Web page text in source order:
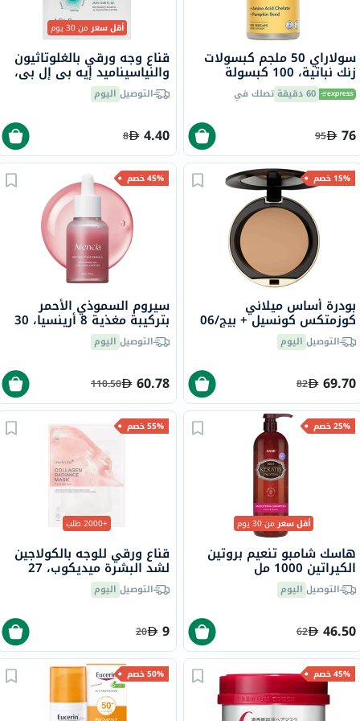
سولاراي 50 ملجم كبسولات
زنك نباتية، 100 كبسولة
60 دقيقة تصلك في
76
95
أقل سعرمن 30 يوم
قناع وجه ورقي بالغلوتاثيون
والنياسيناميد إيه بي إل بي،
25 مل، 4 قطعالتوصيل اليوم
4.40
8
15% خصم
بودرة أساس ميلاني
كوزمتكس كونسيل + بيج/06
التوصيل اليوم
69.70
82
45% خصم
سيروم السموذي الأحمر
بتركيبة مغذية 8 أرينسيا، 30
ملالتوصيل اليوم
60.78
110.50
25% خصم
أقل سعرمن 30 يوم
هاسك شامبو تنعيم بروتين
الكيراتين 1000 مل
التوصيل اليوم
46.50
62
55% خصم
+2000 طلب
قناع ورقي للوجه بالكولاجين
لشد البشرة ميديكوب، 27
جرامالتوصيل اليوم
9
20
45% خصم 50% خصم